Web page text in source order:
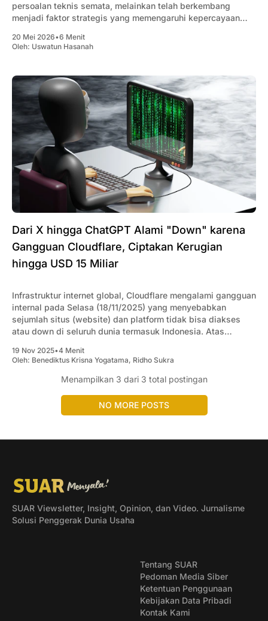
persoalan teknis semata, melainkan telah berkembang
menjadi faktor strategis yang memengaruhi kepercayaan
menyeluruh.
20 Mei 2026•6 Menit
Oleh: Uswatun Hasanah
Dari X hingga ChatGPT Alami "Down" karena
Gangguan Cloudflare, Ciptakan Kerugian
hingga USD 15 Miliar
Infrastruktur internet global, Cloudflare mengalami gangguan
internal pada Selasa (18/11/2025) yang menyebabkan
sejumlah situs (website) dan platform tidak bisa diakses
atau down di seluruh dunia termasuk Indonesia. Atas
19 Nov 2025•4 Menit
Oleh: Benediktus Krisna Yogatama, Ridho Sukra
Menampilkan 3 dari 3 total postingan
NO MORE POSTS
SUAR Viewsletter, Insight, Opinion, dan Video. Jurnalisme
Solusi Penggerak Dunia Usaha
Tentang SUAR
Pedoman Media Siber
Ketentuan Penggunaan
Kebijakan Data Pribadi
Kontak Kami